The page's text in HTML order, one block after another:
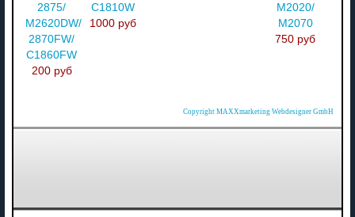
2875/
M2620DW/
2870FW/
C1860FW
200 руб
C1810W
1000 руб
M2020/
M2070
750 руб
Copyright MAXXmarketing Webdesigner GmbH